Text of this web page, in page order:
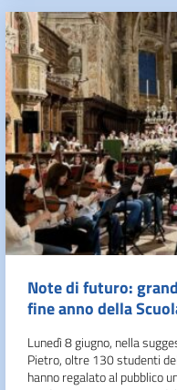
Note di futuro:
fine anno della
Lunedì 8 giugno, nella
Pietro, oltre 130 studenti
hanno regalato al pubblico